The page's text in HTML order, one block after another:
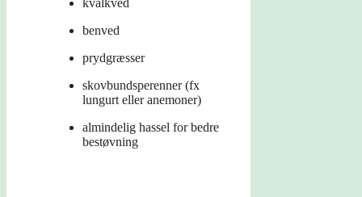
kvalkved
benved
prydgræsser
skovbundsperenner (fx
lungurt eller anemoner)
almindelig hassel for bedre
bestøvning